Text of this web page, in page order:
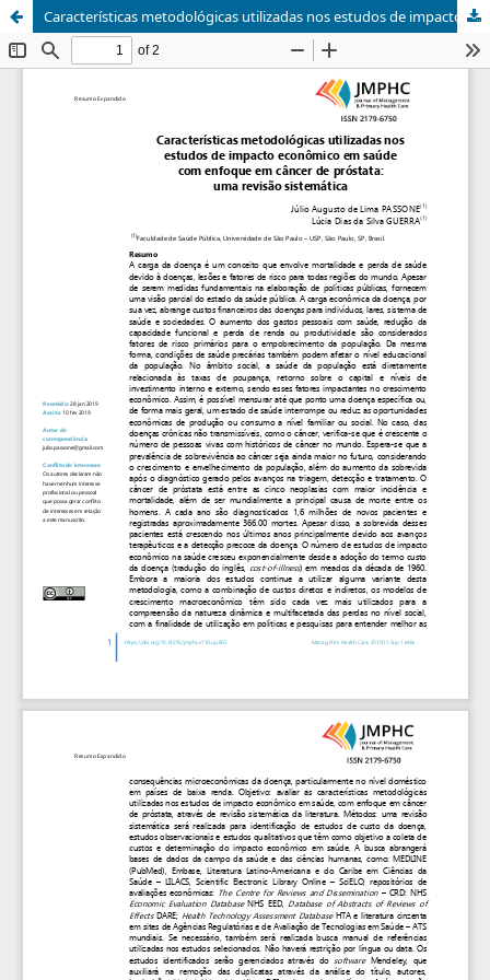
Características metodológicas utilizadas nos estudos de impacto econômico em saúde, com enfoque em câncer de próstata: uma revisão sistemática